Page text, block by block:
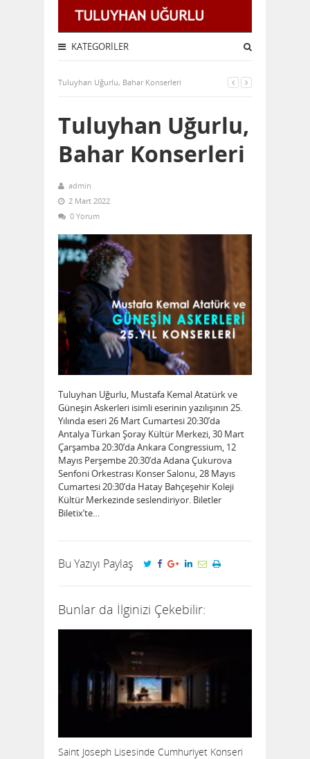
KATEGORILER
Tuluyhan Uğurlu, Bahar Konserleri
Tuluyhan Uğurlu,
Bahar Konserleri
admin
2 Mart 2022
0 Yorum
Tuluyhan Uğurlu, Mustafa Kemal Atatürk ve
Güneşin Askerleri isimli eserinin yazılışının 25.
Yılında eseri 26 Mart Cumartesi 20:30’da
Antalya Türkan Şoray Kültür Merkezi, 30 Mart
Çarşamba 20:30’da Ankara Congressium, 12
Mayıs Perşembe 20:30’da Adana Çukurova
Senfoni Orkestrası Konser Salonu, 28 Mayıs
Cumartesi 20:30’da Hatay Bahçeşehir Koleji
Kültür Merkezinde seslendiriyor. Biletler
Biletix’te…
Bu Yazıyı Paylaş
Bunlar da İlginizi Çekebilir:
Saint Joseph Lisesinde Cumhuriyet Konseri